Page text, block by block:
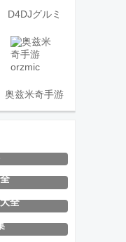
D4DJグルミ
ク电音派对
奥兹米奇手游
orzmic
Car Tuning汽
全